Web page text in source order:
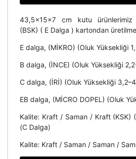
43,5x15x7 cm kutu ürünlerimiz
(BSK) ( E Dalga ) kartondan
E dalga, (MİKRO) (Oluk Yüksekliği
B dalga, (İNCE) (Oluk Yüksekliği
C dalga, (İRİ) (Oluk Yüksekliği
EB dalga, (MİCRO DOPEL) (Oluk
Kalite: Kraft / Saman / Kraft (KSK)
(C Dalga)
Kalite: Kraft / Saman / Saman /